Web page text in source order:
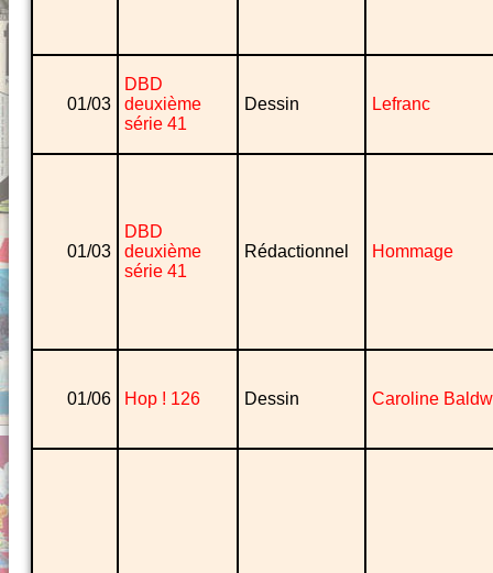
01/03
DBD
deuxième
série 41
Dessin Lefranc
01/03
DBD
deuxième
série 41
Rédactionnel Hommage
01/06 Hop ! 126 Dessin Caroline